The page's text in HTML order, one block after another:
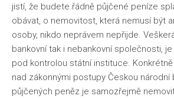
jistí, že budete řádně půjčené peníze
obávat, o nemovitost, která nemusí být
osoby, nikdo neprávem nepřijde.
bankovní tak i nebankovní společnosti,
pod kontrolou státní instituce.
nad zákonnými postupy Českou národní
půjčených peněz je samozřejmě